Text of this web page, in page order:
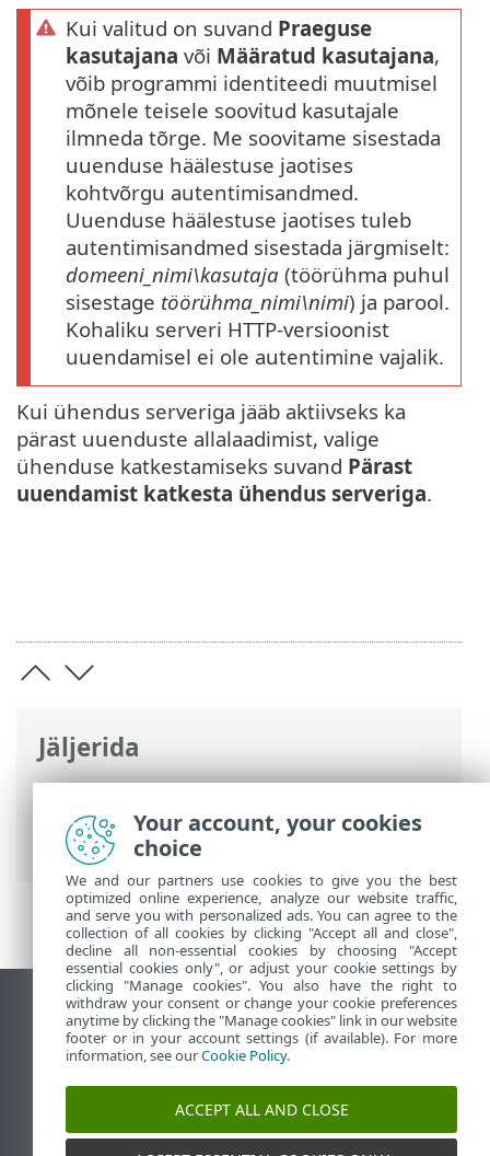
Jäljerida
ESET-i veebispikker>ESET Endpoint
Antivirus
>Täpsem häälestus>
Uuendused> Ühendamise suvandid
Kui valitud on suvand Praeguse
kasutajana või Määratud kasutajana,
võib programmi identiteedi muutmisel
mõnele teisele soovitud kasutajale
ilmneda tõrge. Me soovitame sisestada
uuenduse häälestuse jaotises
kohtvõrgu autentimisandmed.
Uuenduse häälestuse jaotises tuleb
autentimisandmed sisestada järgmiselt:
domeeni_nimi\kasutaja (töörühma puhul
sisestage töörühma_nimi\nimi) ja parool.
Kohaliku serveri HTTP-versioonist
uuendamisel ei ole autentimine vajalik.
Kui ühendus serveriga jääb aktiivseks ka
pärast uuenduste allalaadimist, valige
ühenduse katkestamiseks suvand Pärast
uuendamist katkesta ühendus serveriga.
Vaata tavaarvutile mõeldud veebilehte
End of Life
ESET-i teabebaas
ESET-i foorum
ESET Status Portal
Your account, your cookies
choice
We and our partners use cookies to give you the best
optimized online experience, analyze our website traffic,
and serve you with personalized ads. You can agree to the
collection of all cookies by clicking "Accept all and close",
decline all non-essential cookies by choosing "Accept
essential cookies only", or adjust your cookie settings by
clicking "Manage cookies". You also have the right to
withdraw your consent or change your cookie preferences
anytime by clicking the "Manage cookies" link in our website
footer or in your account settings (if available). For more
information, see ourCookie Policy.
ACCEPT ALL AND CLOSE